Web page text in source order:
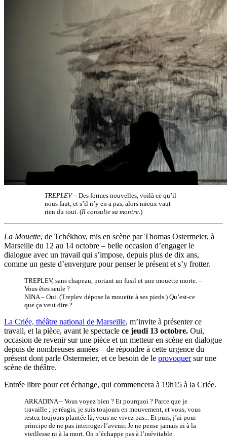
TREPLEV– Des formes nouvelles, voilà ce qu’il
nous faut, et s’il n’y en a pas, alors mieux vaut
rien du tout. (Il consulte sa montre.)
La Mouette, de Tchékhov, mis en scène par Thomas Ostermeier, à
Marseille du 12 au 14 octobre – belle occasion d’engager le
dialogue avec un travail qui s’impose, depuis plus de dix ans,
comme un geste d’envergure pour penser le présent et s’y frotter.
TREPLEV, sans chapeau, portant un fusil et une mouette morte. –
Vous êtes seule ?
NINA – Oui. (Treplev dépose la mouette à ses pieds.) Qu’est-ce
que ça veut dire ?
La Criée, théâtre national de Marseille, m’invite à présenter ce
travail, et la pièce, avant le spectacle ce jeudi 13 octobre. Oui,
occasion de revenir sur une pièce et un metteur en scène en dialogue
depuis de nombreuses années – de répondre à cette urgence du
présent dont parle Ostermeier, et ce besoin de le provoquersur une
scène de théâtre.
Entrée libre pour cet échange, qui commencera à 19h15 à la Criée.
ARKADINA – Vous voyez bien ? Et pourquoi ? Parce que je
travaille ; je réagis, je suis toujours en mouvement, et vous, vous
restez toujours plantée là, vous ne vivez pas... Et puis, j’ai pour
principe de ne pas interroger l’avenir. Je ne pense jamais ni à la
vieillesse ni à la mort. On n’échappe pas à l’inévitable.